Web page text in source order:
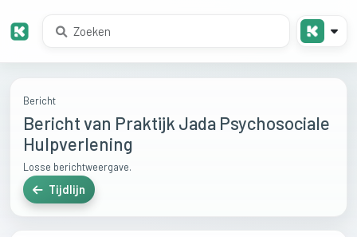
Bericht
Bericht van Praktijk Jada Psychosociale
Hulpverlening
Losse berichtweergave.
Tijdlijn